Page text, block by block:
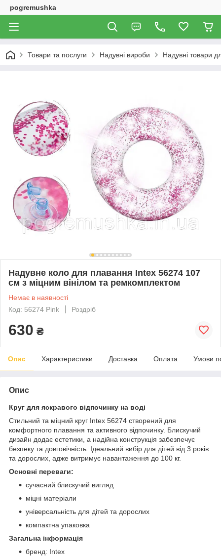
pogremushka
Товари та послуги Надувні вироби Надувні товари
Надувне коло для плавання Intex 56274 107
см з міцним вінілом та ремкомплектом
Немає в наявності
Код: 56274 Pink
Роздріб
630 ₴
Опис Характеристики Доставка Оплата Умови
Опис
Круг для яскравого відпочинку на воді
Стильний та міцний круг Intex 56274 створений для
комфортного плавання та активного відпочинку. Блискучий
дизайн додає естетики, а надійна конструкція забезпечує
безпеку та довговічність. Ідеальний вибір для дітей від 3 років
та дорослих, адже витримує навантаження до 100 кг.
Основні переваги:
сучасний блискучий вигляд
міцні матеріали
універсальність для дітей та дорослих
компактна упаковка
Загальна інформація
бренд: Intex